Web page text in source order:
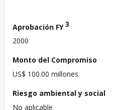
Aprobación FY3
2000
Monto del Compromiso
US$ 100.00 millones
Riesgo ambiental y social
No aplicable